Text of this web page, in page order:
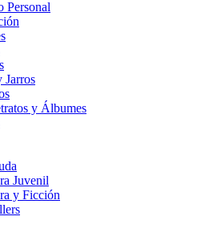
Personal
Jarros
y Álbumes
Juvenil
y Ficción